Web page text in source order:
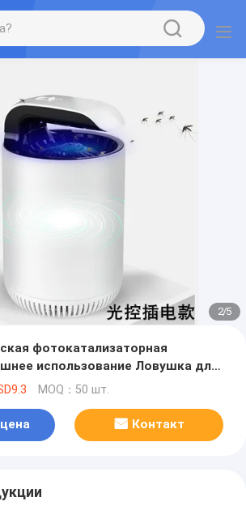
2/5
фотокатализаторная
использование Ловушка для
лампа против комаров
MOQ：50 шт.
Контакт